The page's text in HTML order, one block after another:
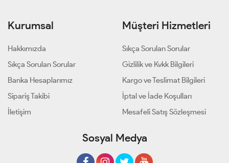
Kurumsal
Hakkımızda
Sıkça Sorulan Sorular
Banka Hesaplarımız
Sipariş Takibi
İletişim
Müşteri Hizmetleri
Sıkça Sorulan Sorular
Gizlilik ve Kvkk Bilgileri
Kargo ve Teslimat Bilgileri
İptal ve İade Koşulları
Mesafeli Satış Sözleşmesi
Sosyal Medya